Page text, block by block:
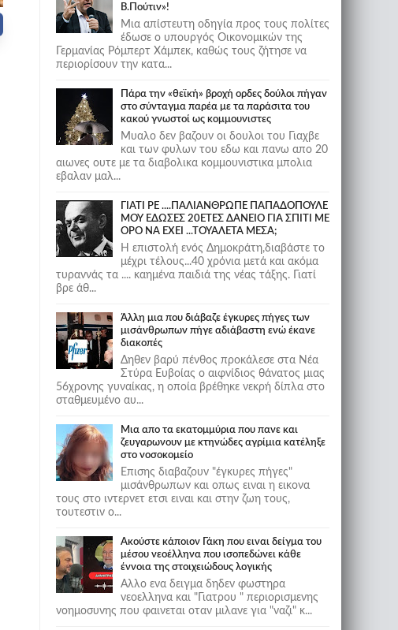
Β.Πούτιν»!
Μια απίστευτη οδηγία προς τους πολίτες
έδωσε ο υπουργός Οικονομικών της
Γερμανίας Ρόμπερτ Χάμπεκ, καθώς τους ζήτησε να
περιορίσουν την κατα...
Πάρα την «θεϊκή» βροχή ορδες δούλοι πήγαν
στο σύνταγμα παρέα με τα παράσιτα του
κακού γνωστοί ως κομμουνιστες
Μυαλο δεν βαζουν οι δουλοι του Γιαχβε
και των φυλων του εδω και πανω απο 20
αιωνες ουτε με τα διαβολικα κομμουνιστικα μπολια
εβαλαν μαλ...
ΓΙΑΤΙ ΡΕ ....ΠΑΛΙΑΝΘΡΩΠΕ ΠΑΠΑΔΟΠΟΥΛΕ
ΜΟΥ ΕΔΩΣΕΣ 20ΕΤΕΣ ΔΑΝΕΙΟ ΓΙΑ ΣΠΙΤΙ ΜΕ
ΟΡΟ ΝΑ ΕΧΕΙ ...ΤΟΥΑΛΕΤΑ ΜΕΣΑ;
Η επιστολή ενός Δημοκράτη,διαβάστε το
μέχρι τέλους...40 χρόνια μετά και ακόμα
τυραννάς τα .... καημένα παιδιά της νέας τάξης. Γιατί
βρε άθ...
Άλλη μια που διάβαζε έγκυρες πήγες των
μισάνθρωπων πήγε αδιάβαστη ενώ έκανε
διακοπές
Δηθεν βαρύ πένθος προκάλεσε στα Νέα
Στύρα Ευβοίας ο αιφνίδιος θάνατος μιας
56χρονης γυναίκας, η οποία βρέθηκε νεκρή δίπλα στο
σταθμευμένο αυ...
Μια απο τα εκατομμύρια που πανε και
ζευγαρωνουν με κτηνώδες αγρίμια κατέληξε
στο νοσοκομείο
Επισης διαβαζουν "έγκυρες πήγες"
μισάνθρωπων και οπως ειναι η εικονα
τους στο ιντερνετ ετσι ειναι και στην ζωη τους,
τουτεστιν ο...
Ακούστε κάποιον Γάκη που ειναι δείγμα του
μέσου νεοέλληνα που ισοπεδώνει κάθε
έννοια της στοιχειώδους λογικής
Αλλο ενα δειγμα δηδεν φωστηρα
νεοελληνα και "Γιατρου " περιορισμενης
νοημοσυνης που φαινεται οταν μιλανε για "ναζι" κ...